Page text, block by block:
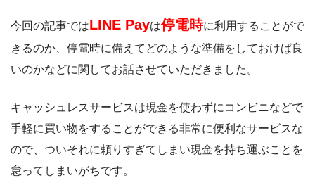
今回の記事ではLINE Payは停電時に利用することがで
きるのか、停電時に備えてどのような準備をしておけば良
いのかなどに関してお話させていただきました。
キャッシュレスサービスは現金を使わずにコンビニなどで
手軽に買い物をすることができる非常に便利なサービスな
ので、ついそれに頼りすぎてしまい現金を持ち運ぶことを
怠ってしまいがちです。